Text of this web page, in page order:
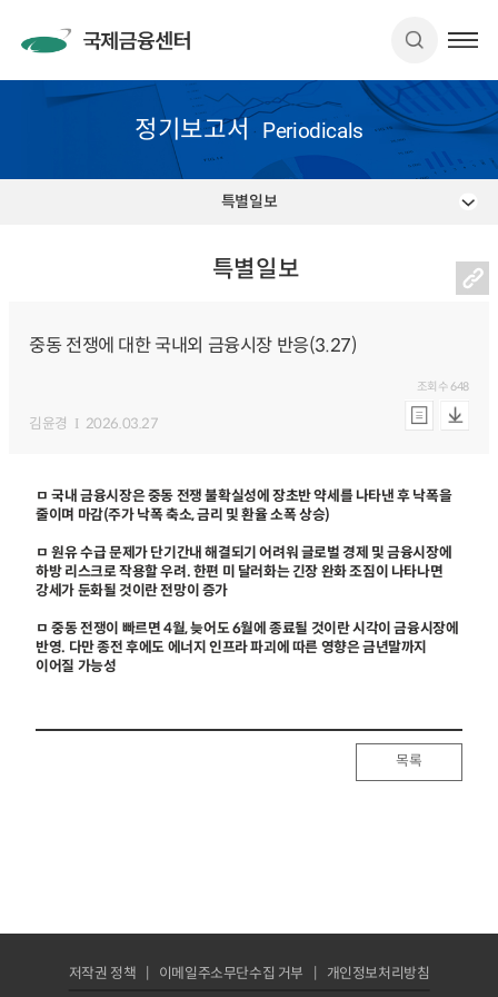
정기보고서 Periodicals
특별일보
특별일보
중동 전쟁에 대한 국내외 금융시장 반응(3.27)
김윤경 2026.03.27
조회수648
ㅁ 국내 금융시장은 중동 전쟁 불확실성에 장초반 약세를 나타낸 후 낙폭을
줄이며 마감(주가 낙폭 축소, 금리 및 환율 소폭 상승)
ㅁ 원유 수급 문제가 단기간내 해결되기 어려워 글로벌 경제 및 금융시장에
하방 리스크로 작용할 우려. 한편 미 달러화는 긴장 완화 조짐이 나타나면
강세가 둔화될 것이란 전망이 증가
ㅁ 중동 전쟁이 빠르면 4월, 늦어도 6월에 종료될 것이란 시각이 금융시장에
반영. 다만 종전 후에도 에너지 인프라 파괴에 따른 영향은 금년말까지
이어질 가능성
목록
저작권 정책 이메일주소무단수집 거부 개인정보처리방침